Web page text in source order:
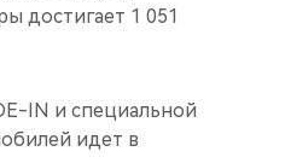
достигает 1 051
IN и специальной
идет в